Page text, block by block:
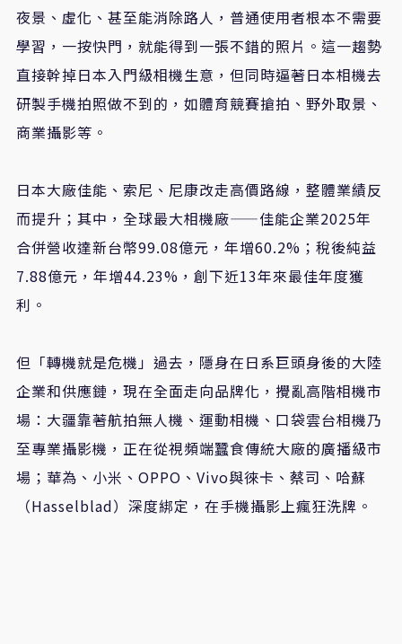
夜景、虛化、甚至能消除路人，普通使用者根本不需要
學習，一按快門，就能得到一張不錯的照片。這一趨勢
直接幹掉日本入門級相機生意，但同時逼著日本相機去
研製手機拍照做不到的，如體育競賽搶拍、野外取景、
商業攝影等。
日本大廠佳能、索尼、尼康改走高價路線，整體業績反
而提升；其中，全球最大相機廠——佳能企業2025年
合併營收達新台幣99.08億元，年增60.2% ；稅後純益
7.88億元，年增44.23% ，創下近13年來最佳年度獲
利。
但「轉機就是危機」過去，隱身在日系巨頭身後的大陸
企業和供應鏈，現在全面走向品牌化，攪亂高階相機市
場：大疆靠著航拍無人機、運動相機、口袋雲台相機乃
至專業攝影機，正在從視頻端蠶食傳統大廠的廣播級市
場；華為、小米、 OPPO 、 Vivo與徠卡、蔡司、哈蘇
（Hasselblad）深度綁定，在手機攝影上瘋狂洗牌。